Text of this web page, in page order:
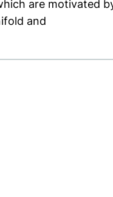
are motivated
and